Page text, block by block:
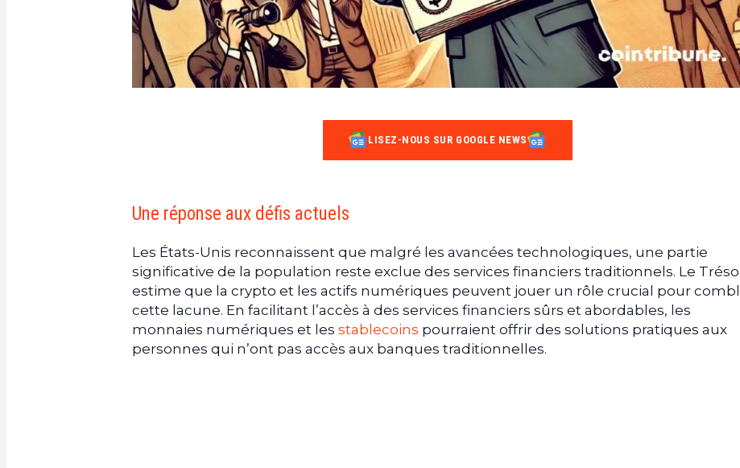
LISEZ-NOUS SUR GOOGLE NEWS
Une réponse aux défis actuels
Les États-Unis reconnaissent que malgré les avancées technologiques, une partie
significative de la population reste exclue des services financiers traditionnels. Le
estime que la crypto et les actifs numériques peuvent jouer un rôle crucial pour
cette lacune. En facilitant l’accès à des services financiers sûrs et abordables, les
monnaies numériques et les stablecoins pourraient offrir des solutions pratiques aux
personnes qui n’ont pas accès aux banques traditionnelles.